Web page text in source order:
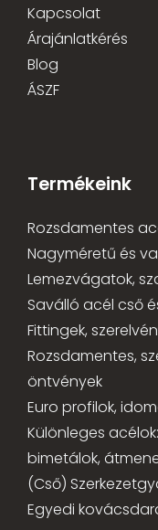
Kapcsolat
Árajánlatkérés
Blog
ÁSZF
Termékeink
Rozsdamentes
Nagyméretű és
Lemezvágatok,
Saválló acél cső
Fittingek,
Rozsdamentes,
öntvények
Euro profilok,
Különleges
bimetálok,
(Cső)
Egyedi